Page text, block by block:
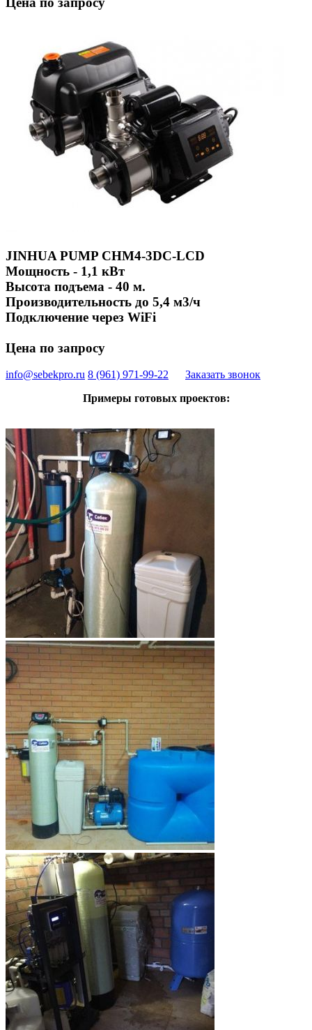
JINHUA PUMP CHM4-3DC-LCD
Мощность - 1,1 кВт
Высота подъема - 40 м.
Производительность до 5,4 м3/ч
Подключение через WiFi
Цена по запросу
info@sebekpro.ru 8 (961) 971-99-22
Заказать звонок
Примеры готовых проектов: